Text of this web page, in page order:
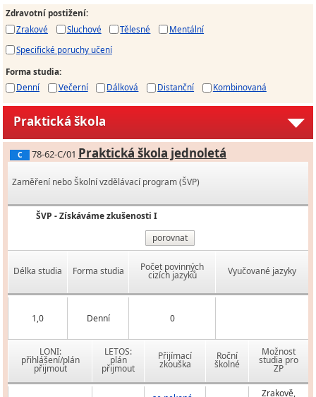
Zdravotní postižení:
Zrakové
Sluchové Tělesné
Mentální
Specifické poruchy učení
Forma studia:
Denní
Večerní Dálková Distanční Kombinovaná
Praktická škola
C 78-62-C/01 Praktická škola jednoletá
Zaměření nebo Školní vzdělávací program (ŠVP)
ŠVP - Získáváme zkušenosti I
porovnat
Délka studia Forma studia Počet povinných
cizích jazyků Vyučované jazyky
1,0 Denní 0
LONI:
přihlášení/plán
přijmout
LETOS:
plán
přijmout
Přijímací
zkouška
Roční
školné
Možnost
studia pro
ZP
Zrakově,